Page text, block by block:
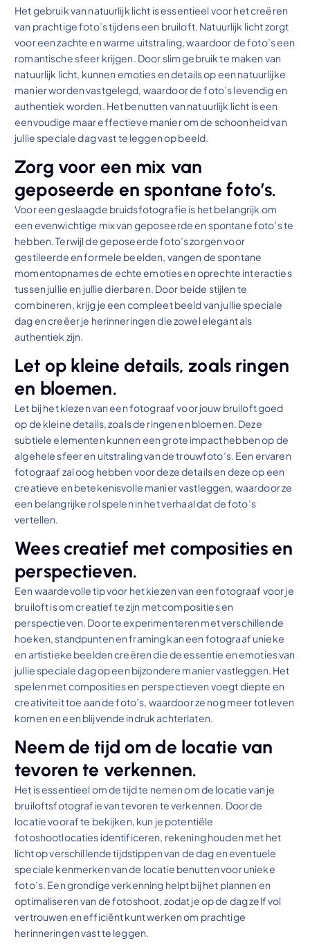
Het gebruik van natuurlijk licht is essentieel voor het creëren
van prachtige foto’s tijdens een bruiloft. Natuurlijk licht zorgt
voor een zachte en warme uitstraling, waardoor de foto’s een
romantische sfeer krijgen. Door slim gebruik te maken van
natuurlijk licht, kunnen emoties en details op een natuurlijke
manier worden vastgelegd, waardoor de foto’s levendig en
authentiek worden. Het benutten van natuurlijk licht is een
eenvoudige maar effectieve manier om de schoonheid van
jullie speciale dag vast te leggen op beeld.
Zorg voor een mix van
geposeerde en spontane foto’s.
Voor een geslaagde bruidsfotografie is het belangrijk om
een evenwichtige mix van geposeerde en spontane foto’s te
hebben. Terwijl de geposeerde foto’s zorgen voor
gestileerde en formele beelden, vangen de spontane
momentopnames de echte emoties en oprechte interacties
tussen jullie en jullie dierbaren. Door beide stijlen te
combineren, krijg je een compleet beeld van jullie speciale
dag en creëer je herinneringen die zowel elegant als
authentiek zijn.
Let op kleine details, zoals ringen
en bloemen.
Let bij het kiezen van een fotograaf voor jouw bruiloft goed
op de kleine details, zoals de ringen en bloemen. Deze
subtiele elementen kunnen een grote impact hebben op de
algehele sfeer en uitstraling van de trouwfoto’s. Een ervaren
fotograaf zal oog hebben voor deze details en deze op een
creatieve en betekenisvolle manier vastleggen, waardoor ze
een belangrijke rol spelen in het verhaal dat de foto’s
vertellen.
Wees creatief met composities en
perspectieven.
Een waardevolle tip voor het kiezen van een fotograaf voor je
bruiloft is om creatief te zijn met composities en
perspectieven. Door te experimenteren met verschillende
hoeken, standpunten en framing kan een fotograaf unieke
en artistieke beelden creëren die de essentie en emoties van
jullie speciale dag op een bijzondere manier vastleggen. Het
spelen met composities en perspectieven voegt diepte en
creativiteit toe aan de foto’s, waardoor ze nog meer tot leven
komen en een blijvende indruk achterlaten.
Neem de tijd om de locatie van
tevoren te verkennen.
Het is essentieel om de tijd te nemen om de locatie van je
bruiloftsfotografie van tevoren te verkennen. Door de
locatie vooraf te bekijken, kun je potentiële
fotoshootlocaties identificeren, rekening houden met het
licht op verschillende tijdstippen van de dag en eventuele
speciale kenmerken van de locatie benutten voor unieke
foto’s. Een grondige verkenning helpt bij het plannen en
optimaliseren van de fotoshoot, zodat je op de dag zelf vol
vertrouwen en efficiënt kunt werken om prachtige
herinneringen vast te leggen.